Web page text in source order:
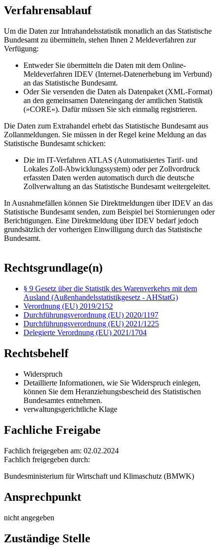
Verfahrensablauf
Um die Daten zur Intrahandelsstatistik monatlich an das Statistische
Bundesamt zu übermitteln, stehen Ihnen 2 Meldeverfahren zur
Verfügung:
Entweder Sie übermitteln die Daten mit dem Online-
Meldeverfahren IDEV (Internet-Datenerhebung im Verbund)
an das Statistische Bundesamt.
Oder Sie versenden die Daten als Datenpaket (XML-Format)
an den gemeinsamen Dateneingang der amtlichen Statistik
(»CORE«). Dafür müssen Sie sich einmalig registrieren.
Die Daten zum Extrahandel erhebt das Statistische Bundesamt aus
Zollanmeldungen. Sie müssen in der Regel keine Meldung an das
Statistische Bundesamt schicken:
Die im IT-Verfahren ATLAS (Automatisiertes Tarif- und
Lokales Zoll-Abwicklungssystem) oder per Zollvordruck
erfassten Daten werden automatisch durch die deutsche
Zollverwaltung an das Statistische Bundesamt weitergeleitet.
In Ausnahmefällen können Sie Direktmeldungen über IDEV an das
Statistische Bundesamt senden, zum Beispiel bei Stornierungen oder
Berichtigungen. Eine Direktmeldung über IDEV bedarf jedoch
grundsätzlich der vorherigen Einwilligung durch das Statistische
Bundesamt.
Rechtsgrundlage(n)
§ 9 Gesetz über die Statistik des Warenverkehrs mit dem
Ausland (Außenhandelsstatistikgesetz - AHStatG)
Verordnung (EU) 2019/2152
Durchführungsverordnung (EU) 2020/1197
Durchführungsverordnung (EU) 2021/1225
Delegierte Verordnung (EU) 2021/1704
Rechtsbehelf
Widerspruch
Detaillierte Informationen, wie Sie Widerspruch einlegen,
können Sie dem Heranziehungsbescheid des Statistischen
Bundesamtes entnehmen.
verwaltungsgerichtliche Klage
Fachliche Freigabe
Fachlich freigegeben am: 02.02.2024
Fachlich freigegeben durch:
Bundesministerium für Wirtschaft und Klimaschutz (BMWK)
Ansprechpunkt
nicht angegeben
Zuständige Stelle